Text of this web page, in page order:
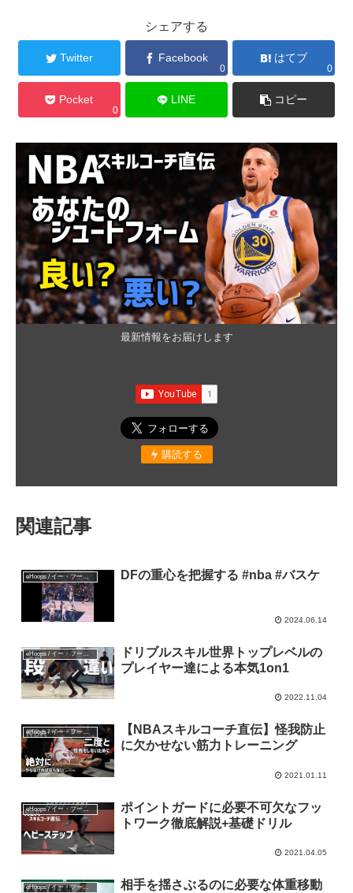
シェアする
Twitter Facebook
0
はてブ
0
Pocket
0
LINE コピー
最新情報をお届けします
購読する
関連記事
eHoops / イー・フープス DFの重心を把握する #nba #バスケ
2024.06.14
eHoops / イー・フープス
ドリブルスキル世界トップレベルの
プレイヤー達による本気1on1
2022.11.04
eHoops / イー・フープス
【NBAスキルコーチ直伝】怪我防止
に欠かせない筋力トレーニング
2021.01.11
eHoops / イー・フープス
ポイントガードに必要不可欠なフッ
トワーク徹底解説+基礎ドリル
2021.04.05
eHoops / イー・フープス
相手を揺さぶるのに必要な体重移動